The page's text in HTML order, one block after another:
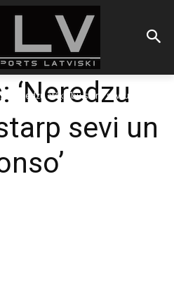
'Neredzu atšķirību starp sevi un Alonso'
‘Neredzu
sevi un